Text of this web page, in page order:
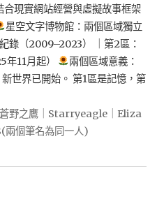
合現實網站經營與虛擬故事框架
星空文字博物館：兩個區域獨立
錄（2009–2023） ｜第2區：
11月起）
兩個區域意義：
世界已開始。 第1區是記憶，第
野之鷹｜Starryeagle｜Eliza
個筆名為同一人)